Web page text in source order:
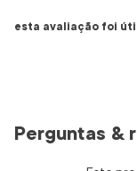
esta avaliação foi
Perguntas &